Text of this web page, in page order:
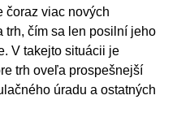
čoraz viac nových
trh, čím sa len posilní jeho
V takejto situácii je
trh oveľa prospešnejší
úradu a ostatných